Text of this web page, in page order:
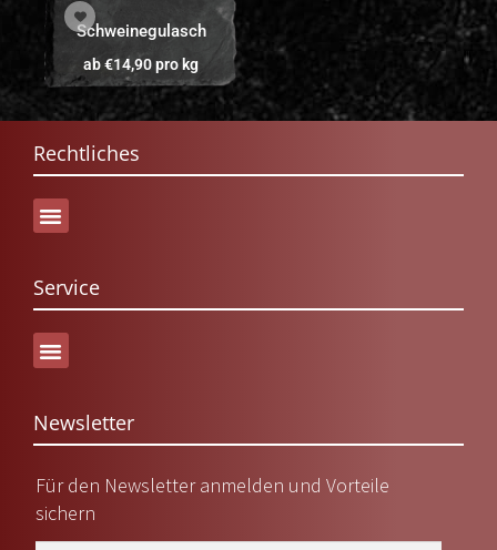
Schweinegulasch
ab€14,90pro kg
Rechtliches
Service
Newsletter
Für den Newsletter anmelden und Vorteile
sichern